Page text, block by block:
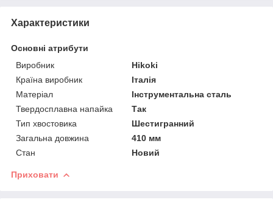
Характеристики
Основні атрибути
Виробник
Hikoki
Країна виробник
Італія
Матеріал
Інструментальна сталь
Твердосплавна напайка
Так
Тип хвостовика
Шестигранний
Загальна довжина
410 мм
Стан
Новий
Приховати